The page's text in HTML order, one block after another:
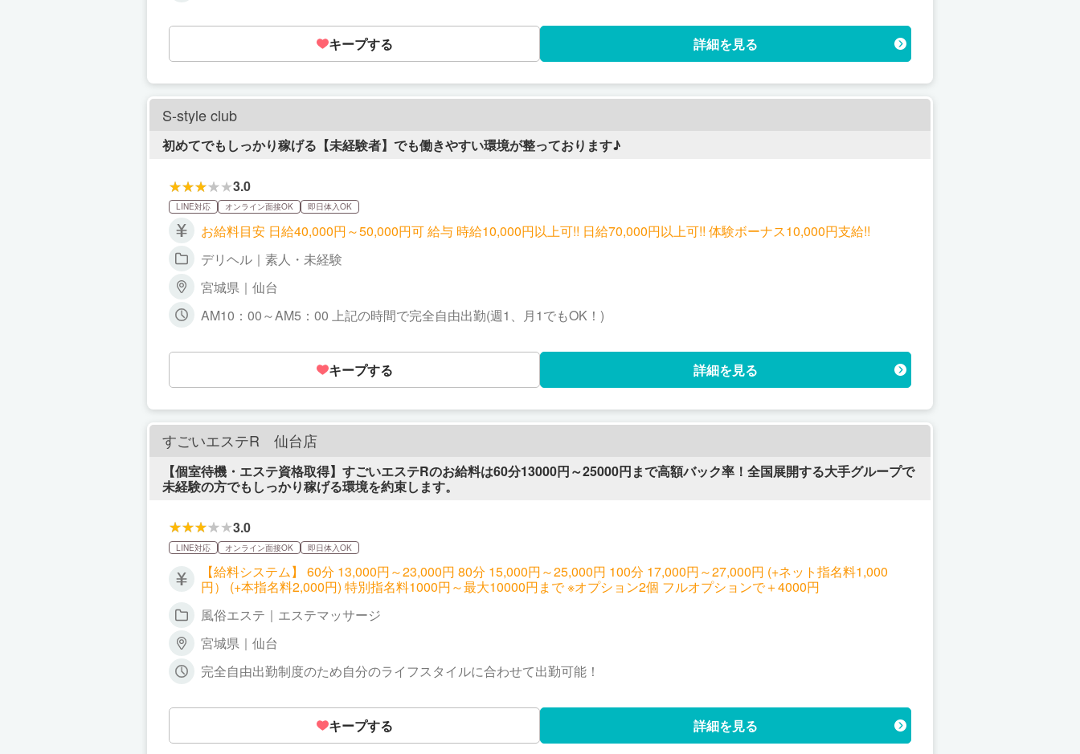
キープする 詳細を見る
S-style club
初めてでもしっかり稼げる【未経験者】でも働きやすい環境が整っております♪
3.0
LINE対応 オンライン面接OK 即日体入OK
お給料目安 日給40,000円～50,000円可 給与 時給10,000円以上可!! 日給70,000円以上可!! 体験ボーナス10,000円支給!!
デリヘル｜素人・未経験
宮城県｜仙台
AM10：00～AM5：00 上記の時間で完全自由出勤(週1、月1でもOK！)
キープする 詳細を見る
すごいエステR 仙台店
【個室待機・エステ資格取得】すごいエステRのお給料は60分13000円～25000円まで高額バック率！全国展開する大手グループで
未経験の方でもしっかり稼げる環境を約束します。
3.0
LINE対応 オンライン面接OK 即日体入OK
【給料システム】 60分 13,000円～23,000円 80分 15,000円～25,000円 100分 17,000円～27,000円 (+ネット指名料1,000
円） (+本指名料2,000円) 特別指名料1000円～最大10000円まで ※オプション2個 フルオプションで＋4000円
風俗エステ｜エステマッサージ
宮城県｜仙台
完全自由出勤制度のため自分のライフスタイルに合わせて出勤可能！
キープする 詳細を見る